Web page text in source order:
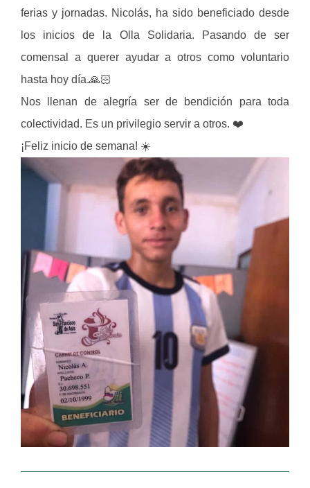
ferias y jornadas. Nicolás, ha sido beneficiado desde
los inicios de la Olla Solidaria. Pasando de ser
comensal a querer ayudar a otros como voluntario
hasta hoy día.🙏🏻
Nos llenan de alegría ser de bendición para toda
colectividad. Es un privilegio servir a otros. ❤️
¡Feliz inicio de semana! ☀️